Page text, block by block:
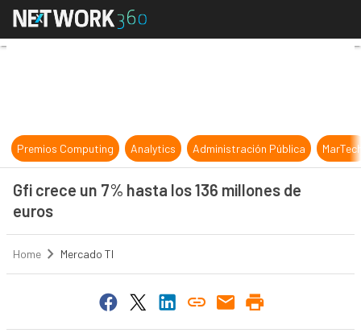
Gfi crece un 7% hasta los 136
Premios Computing Analytics Administración Pública
Gfi crece un 7% hasta los 136 millones de
euros
Home Mercado TI